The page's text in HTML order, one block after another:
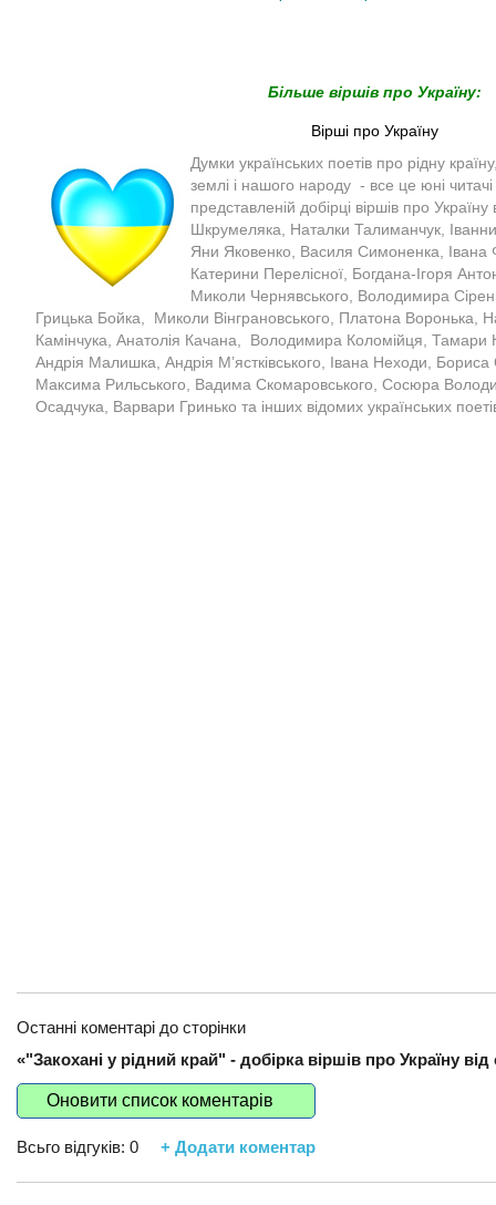
Більше віршів про Україну:
Вірші про Україну
Думки українських поетів про рідну
землі і нашого народу - все це юні
представленій добірці віршів про
Шкрумеляка, Наталки Талиманчук,
Яни Яковенко, Василя Симоненка,
Катерини Перелісної, Богдана-Ігоря
Миколи Чернявського, Володимира
Грицька Бойка, Миколи Вінграновського, Платона Воронька,
Камінчука, Анатолія Качана, Володимира Коломійця, Тамари
Андрія Малишка, Андрія М’ястківського, Івана Неходи,
Максима Рильського, Вадима Скомаровського, Сосюра
Осадчука, Варвари Гринько та інших відомих українських
Останні коментарі до сторінки
«"Закохані у рідний край" - добірка віршів про Україну
Оновити список коментарів
Всьго відгуків: 0 + Додати коментар